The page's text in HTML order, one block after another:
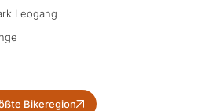
Leogang
Bikeregion